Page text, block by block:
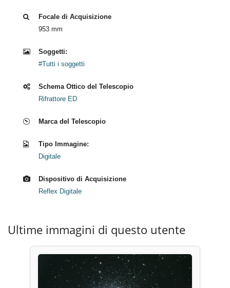
Focale di Acquisizione
953 mm
Soggetti:
#Tutti i soggetti
Schema Ottico del Telescopio
Rifrattore ED
Marca del Telescopio
Tipo Immagine:
Digitale
Dispositivo di Acquisizione
Reflex Digitale
Ultime immagini di questo utente